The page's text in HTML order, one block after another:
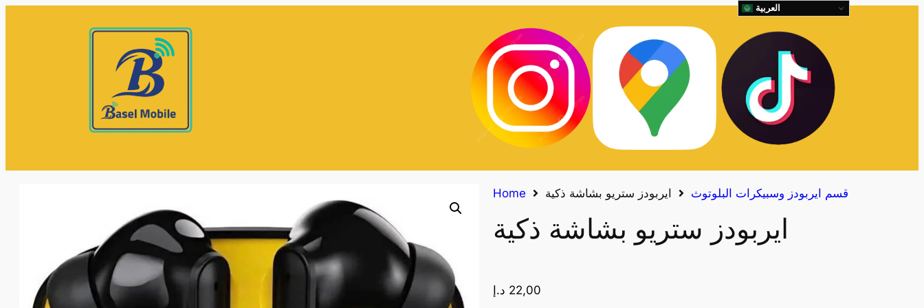
Home قسم ايربودز وسبيكرات البلوتوث ايربودز ستريو بشاشة ذكية
ايربودز ستريو بشاشة ذكية
22,00 د.إ
العربية